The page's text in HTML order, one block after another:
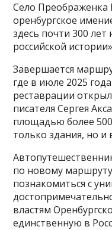
Село Преображенка
оренбургское
здесь почти 300 лет
российской
Завершается
где в июле 2025
реставрации
писателя Сергея
площадью более
только здания, но и
по новому
познакомиться с
властям
единственную в